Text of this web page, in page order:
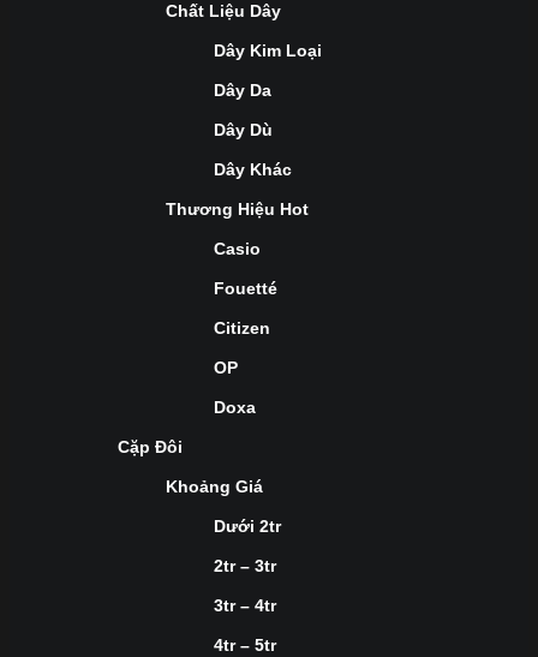
Chất Liệu Dây
Dây Kim Loại
Dây Da
Dây Dù
Dây Khác
Thương Hiệu Hot
Casio
Fouetté
Citizen
OP
Doxa
Cặp Đôi
Khoảng Giá
Dưới 2tr
2tr – 3tr
3tr – 4tr
4tr – 5tr